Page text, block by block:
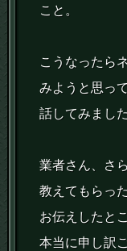
こと。
こうなったら
みようと思っ
話してみました
業者さん、さ
教えてもらっ
お伝えしたと
本当に申し訳